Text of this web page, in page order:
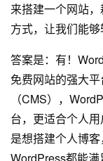
来搭建一个网站
方式，让我们能
答案是：有！
免费网站的强大
（CMS），
台，更适合个人
是想搭建个人博客